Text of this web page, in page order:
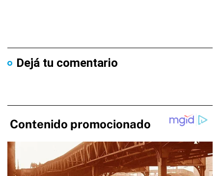
Dejá tu comentario